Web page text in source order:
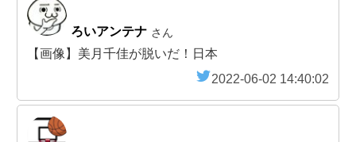
ろいアンテナ さん
【画像】美月千佳が脱いだ！日本
2022-06-02 14:40:02